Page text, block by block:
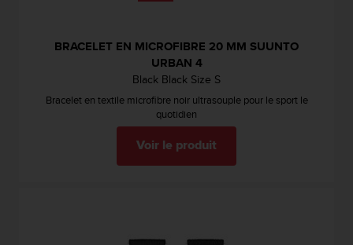
BRACELET EN MICROFIBRE 20 MM SUUNTO
URBAN 4
Black Black Size S
Bracelet en textile microfibre noir ultrasouple pour le sport le
quotidien
Voir le produit